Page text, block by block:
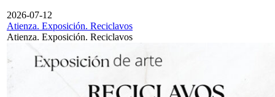
2026-07-12
Atienza. Exposición. Reciclavos
Atienza. Exposición. Reciclavos